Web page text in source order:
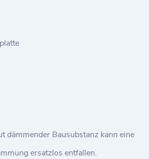
dämmender Bausubstanz kann eine
ersatzlos entfallen.